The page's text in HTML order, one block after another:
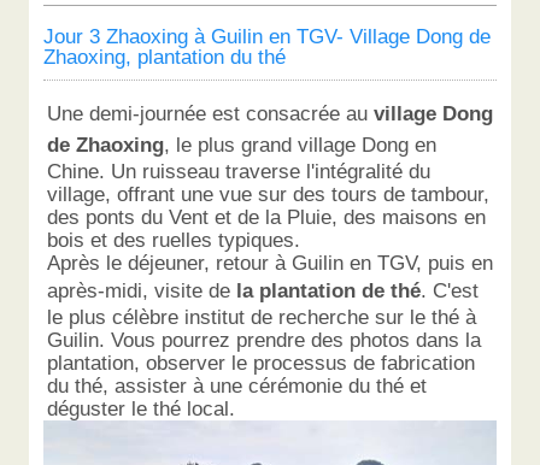
Jour 3 Zhaoxing à Guilin en TGV- Village Dong de
Zhaoxing, plantation du thé
Une demi-journée est consacrée auvillage Dong
de Zhaoxing, le plus grand village Dong en
Chine. Un ruisseau traverse l'intégralité du
village, offrant une vue sur des tours de tambour,
des ponts du Vent et de la Pluie, des maisons en
bois et des ruelles typiques.
Après le déjeuner, retour à Guilin en TGV, puis en
après-midi, visite de la plantation de thé. C'est
le plus célèbre institut de recherche sur le thé à
Guilin. Vous pourrez prendre des photos dans la
plantation, observer le processus de fabrication
du thé, assister à une cérémonie du thé et
déguster le thé local.